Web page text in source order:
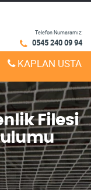
Telefon Numaramız:
0545 240 09 94
KAPLAN USTA
Filesi